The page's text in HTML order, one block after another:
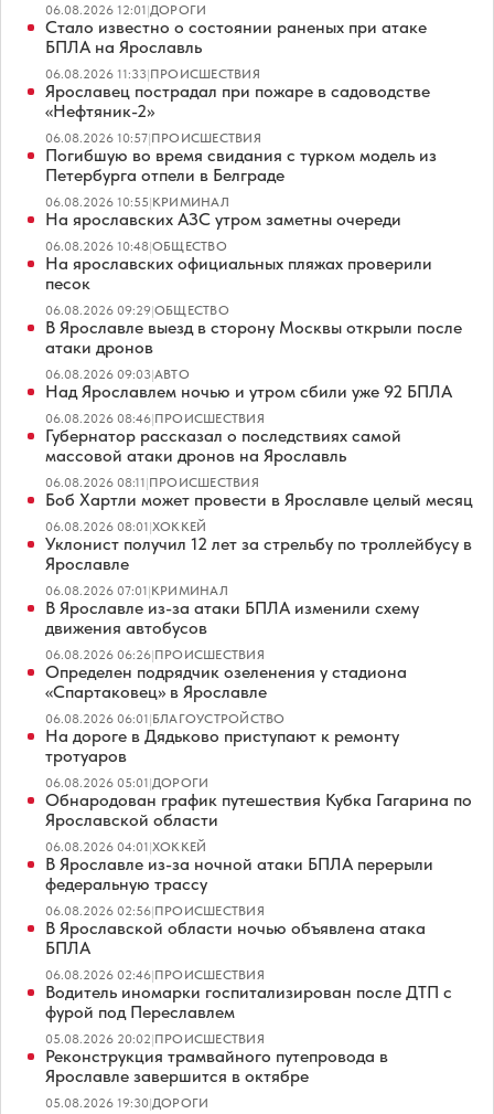
06.08.2026 12:01|ДОРОГИ
Стало известно о состоянии раненых при атаке
БПЛА на Ярославль
06.08.2026 11:33|ПРОИСШЕСТВИЯ
Ярославец пострадал при пожаре в садоводстве
«Нефтяник-2»
06.08.2026 10:57|ПРОИСШЕСТВИЯ
Погибшую во время свидания с турком модель из
Петербурга отпели в Белграде
06.08.2026 10:55|КРИМИНАЛ
На ярославских АЗС утром заметны очереди
06.08.2026 10:48|ОБЩЕСТВО
На ярославских официальных пляжах проверили
песок
06.08.2026 09:29|ОБЩЕСТВО
В Ярославле выезд в сторону Москвы открыли после
атаки дронов
06.08.2026 09:03|АВТО
Над Ярославлем ночью и утром сбили уже 92 БПЛА
06.08.2026 08:46|ПРОИСШЕСТВИЯ
Губернатор рассказал о последствиях самой
массовой атаки дронов на Ярославль
06.08.2026 08:11|ПРОИСШЕСТВИЯ
Боб Хартли может провести в Ярославле целый месяц
06.08.2026 08:01|ХОККЕЙ
Уклонист получил 12 лет за стрельбу по троллейбусу в
Ярославле
06.08.2026 07:01|КРИМИНАЛ
В Ярославле из-за атаки БПЛА изменили схему
движения автобусов
06.08.2026 06:26|ПРОИСШЕСТВИЯ
Определен подрядчик озеленения у стадиона
«Спартаковец» в Ярославле
06.08.2026 06:01|БЛАГОУСТРОЙСТВО
На дороге в Дядьково приступают к ремонту
тротуаров
06.08.2026 05:01|ДОРОГИ
Обнародован график путешествия Кубка Гагарина по
Ярославской области
06.08.2026 04:01|ХОККЕЙ
В Ярославле из-за ночной атаки БПЛА перерыли
федеральную трассу
06.08.2026 02:56|ПРОИСШЕСТВИЯ
В Ярославской области ночью объявлена атака
БПЛА
06.08.2026 02:46|ПРОИСШЕСТВИЯ
Водитель иномарки госпитализирован после ДТП с
фурой под Переславлем
05.08.2026 20:02|ПРОИСШЕСТВИЯ
Реконструкция трамвайного путепровода в
Ярославле завершится в октябре
05.08.2026 19:30|ДОРОГИ